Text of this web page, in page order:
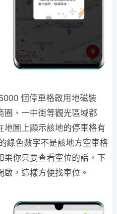
個停車格啟用地磁裝
圈、一中街等觀光區域都
地圖上顯示該地的停車格有
綠色數字不是該地方空車格
果你只要查看空位的話，下
，這樣方便找車位。